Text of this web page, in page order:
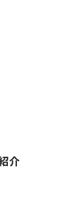
介